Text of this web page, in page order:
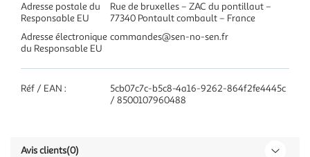
Adresse postale du
Responsable EU
Rue de bruxelles – ZAC du pontillaut –
77340 Pontault combault – France
Adresse électronique
du Responsable EU
commandes@sen-no-sen.fr
Réf / EAN :
5cb07c7c-b5c8-4a16-9262-864f2fe4445c
/ 8500107960488
Avis clients(0)